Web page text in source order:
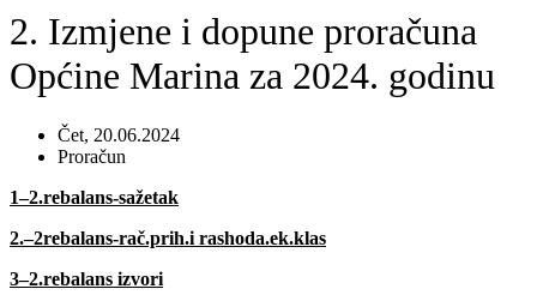
2. Izmjene i dopune proračuna
Općine Marina za 2024. godinu
Čet, 20.06.2024
Proračun
1–2.rebalans-sažetak
2.–2rebalans-rač.prih.i rashoda.ek.klas
3–2.rebalans izvori